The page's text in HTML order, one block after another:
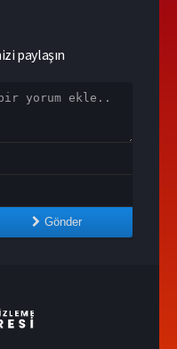
paylaşın
Gönder